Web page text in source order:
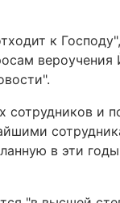
к
вероучения
сотрудников и
в эти